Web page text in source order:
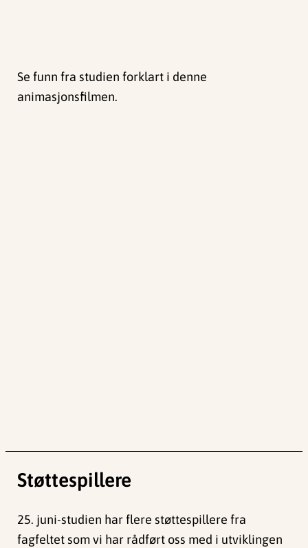
Se funn fra studien forklart i denne
animasjonsfilmen.
Støttespillere
25. juni-studien har flere støttespillere fra
fagfeltet som vi har rådført oss med i utviklingen